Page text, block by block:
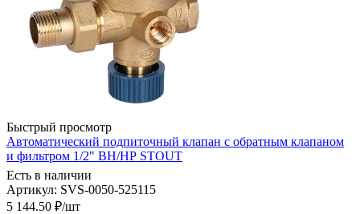
Быстрый просмотр
Автоматический подпиточный клапан с обратным клапаном
и фильтром 1/2" ВН/НР STOUT
Есть в наличии
Артикул: SVS-0050-525115
5 144.50 ₽/шт